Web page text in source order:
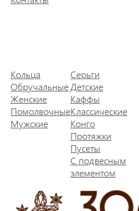
Кольца
Обручальные
Женские
Помолвочные
Мужские
Серьги
Детские
Каффы
Классические
Конго
Протяжки
Пусеты
С подвесным
элементом